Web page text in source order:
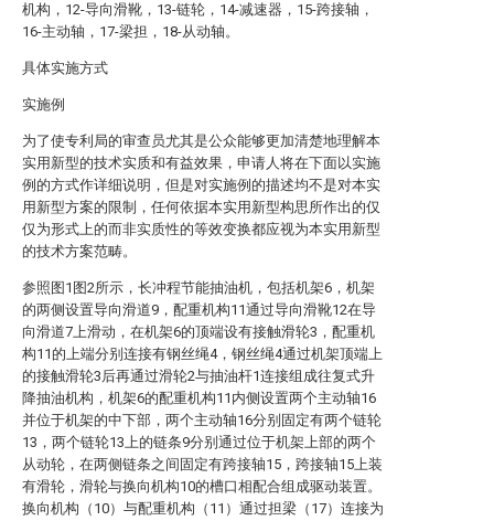
机构，12-导向滑靴，13-链轮，14-减速器，15-跨接轴，
16-主动轴，17-梁担，18-从动轴。
具体实施方式
实施例
为了使专利局的审查员尤其是公众能够更加清楚地理解本
实用新型的技术实质和有益效果，申请人将在下面以实施
例的方式作详细说明，但是对实施例的描述均不是对本实
用新型方案的限制，任何依据本实用新型构思所作出的仅
仅为形式上的而非实质性的等效变换都应视为本实用新型
的技术方案范畴。
参照图1图2所示，长冲程节能抽油机，包括机架6，机架
的两侧设置导向滑道9，配重机构11通过导向滑靴12在导
向滑道7上滑动，在机架6的顶端设有接触滑轮3，配重机
构11的上端分别连接有钢丝绳4，钢丝绳4通过机架顶端上
的接触滑轮3后再通过滑轮2与抽油杆1连接组成往复式升
降抽油机构，机架6的配重机构11内侧设置两个主动轴16
并位于机架的中下部，两个主动轴16分别固定有两个链轮
13，两个链轮13上的链条9分别通过位于机架上部的两个
从动轮，在两侧链条之间固定有跨接轴15，跨接轴15上装
有滑轮，滑轮与换向机构10的槽口相配合组成驱动装置。
换向机构（10）与配重机构（11）通过担梁（17）连接为